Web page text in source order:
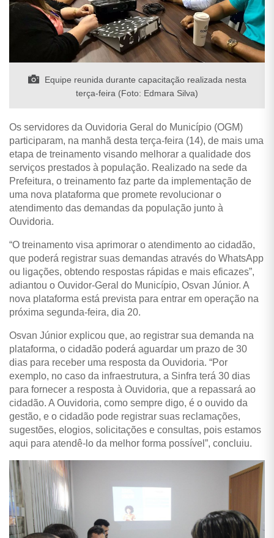
Equipe reunida durante capacitação realizada nesta
terça-feira (Foto: Edmara Silva)
Os servidores da Ouvidoria Geral do Município (OGM)
participaram, na manhã desta terça-feira (14), de mais uma
etapa de treinamento visando melhorar a qualidade dos
serviços prestados à população. Realizado na sede da
Prefeitura, o treinamento faz parte da implementação de
uma nova plataforma que promete revolucionar o
atendimento das demandas da população junto à
Ouvidoria.
“O treinamento visa aprimorar o atendimento ao cidadão,
que poderá registrar suas demandas através do WhatsApp
ou ligações, obtendo respostas rápidas e mais eficazes”,
adiantou o Ouvidor-Geral do Município, Osvan Júnior. A
nova plataforma está prevista para entrar em operação na
próxima segunda-feira, dia 20.
Osvan Júnior explicou que, ao registrar sua demanda na
plataforma, o cidadão poderá aguardar um prazo de 30
dias para receber uma resposta da Ouvidoria. “Por
exemplo, no caso da infraestrutura, a Sinfra terá 30 dias
para fornecer a resposta à Ouvidoria, que a repassará ao
cidadão. A Ouvidoria, como sempre digo, é o ouvido da
gestão, e o cidadão pode registrar suas reclamações,
sugestões, elogios, solicitações e consultas, pois estamos
aqui para atendê-lo da melhor forma possível”, concluiu.